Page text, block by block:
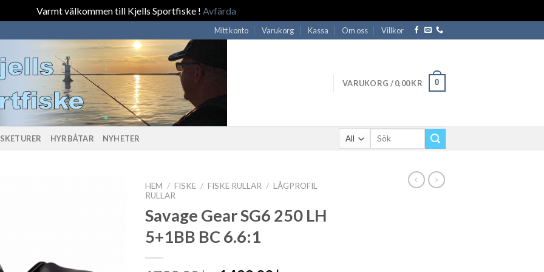
Varmt välkommen till Kjells Sportfiske ! Avfärda
Mitt konto Varukorg Kassa Om oss Villkor
VARUKORG /0,00KR 0
HYRBÅTAR NYHETER
Sök
HEM / FISKE / FISKE RULLAR / LÅGPROFIL
RULLAR
Savage Gear SG6 250 LH
5+1BB BC 6.6:1